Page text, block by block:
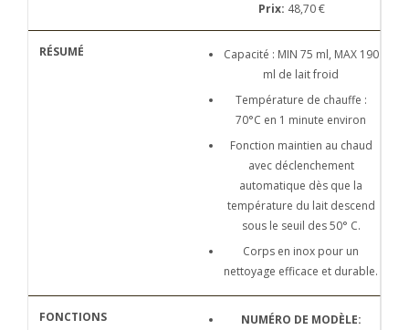
Prix: 48,70 €
Capacité : MIN 75 ml, MAX 190
ml de lait froid
Température de chauffe :
70°C en 1 minute environ
Fonction maintien au chaud
avec déclenchement
automatique dès que la
température du lait descend
sous le seuil des 50° C.
Corps en inox pour un
nettoyage efficace et durable.
NUMÉRO DE MODÈLE: